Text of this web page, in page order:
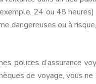
24 ou 48
dangereuses ou à
polices d’assurance
de voyage, vous